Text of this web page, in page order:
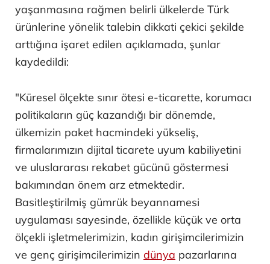
yaşanmasına rağmen belirli ülkelerde Türk
ürünlerine yönelik talebin dikkati çekici şekilde
arttığına işaret edilen açıklamada, şunlar
kaydedildi:
"Küresel ölçekte sınır ötesi e-ticarette, korumacı
politikaların güç kazandığı bir dönemde,
ülkemizin paket hacmindeki yükseliş,
firmalarımızın dijital ticarete uyum kabiliyetini
ve uluslararası rekabet gücünü göstermesi
bakımından önem arz etmektedir.
Basitleştirilmiş gümrük beyannamesi
uygulaması sayesinde, özellikle küçük ve orta
ölçekli işletmelerimizin, kadın girişimcilerimizin
ve genç girişimcilerimizin dünya pazarlarına